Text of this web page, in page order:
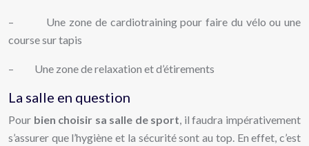
– Une zone de cardiotraining pour faire du vélo ou une
course sur tapis
– Une zone de relaxation et d’étirements
La salle en question
Pour bien choisir sa salle de sport, il faudra impérativement
s’assurer que l’hygiène et la sécurité sont au top. En effet, c’est